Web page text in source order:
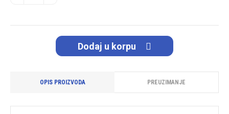
Dodaj u korpu
OPIS PROIZVODA PREUZIMANJE